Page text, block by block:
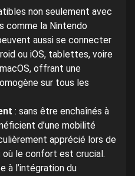
non seulement avec
comme la Nintendo
aussi se connecter
ou iOS, tablettes, voire
offrant une
sur tous les
: sans être enchaînés à
d’une mobilité
apprécié lors de
où le confort est crucial.
à l’intégration du